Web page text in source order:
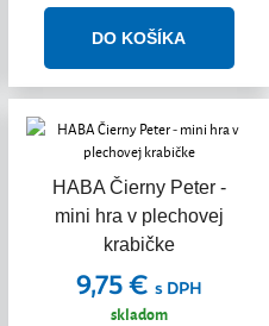
HABA Čierny Peter -
mini hra v plechovej
krabičke
9,75 € s DPH
skladom